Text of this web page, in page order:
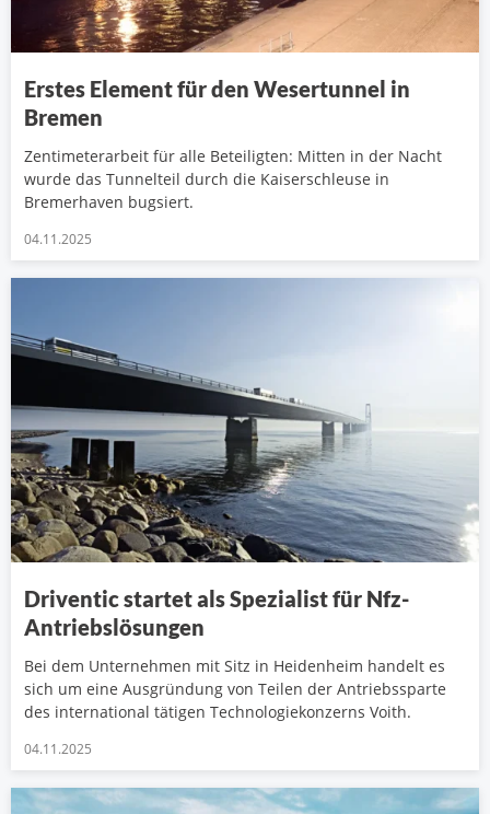
Erstes Element für den Wesertunnel in
Bremen
Zentimeterarbeit für alle Beteiligten: Mitten in der Nacht
wurde das Tunnelteil durch die Kaiserschleuse in
Bremerhaven bugsiert.
04.11.2025
Driventic startet als Spezialist für Nfz-
Antriebslösungen
Bei dem Unternehmen mit Sitz in Heidenheim handelt es
sich um eine Ausgründung von Teilen der Antriebssparte
des international tätigen Technologiekonzerns Voith.
04.11.2025